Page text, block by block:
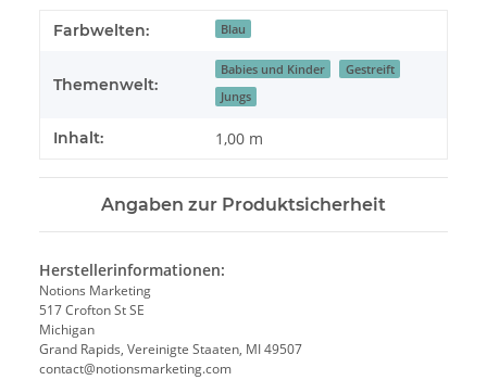
Farbwelten: Blau
Themenwelt:
Babies und Kinder
Gestreift
Jungs
Inhalt: 1,00 m
Angaben zur Produktsicherheit
Herstellerinformationen:
Notions Marketing
517 Crofton St SE
Michigan
Grand Rapids, Vereinigte Staaten, MI 49507
contact@notionsmarketing.com